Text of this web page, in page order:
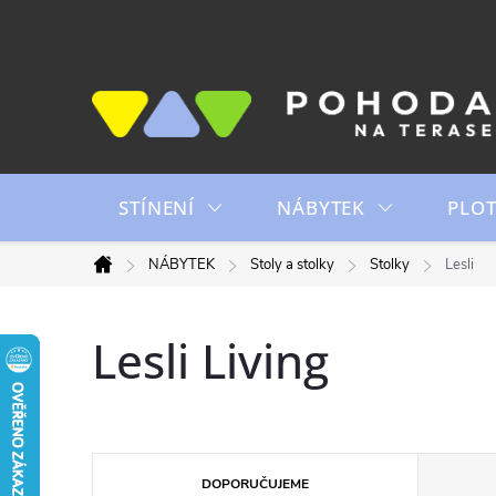
STÍNENÍ NÁBYTEK
Domů
NÁBYTEK Stoly a stolky Stolky Lesli
Lesli Living
DOPORUČUJEME